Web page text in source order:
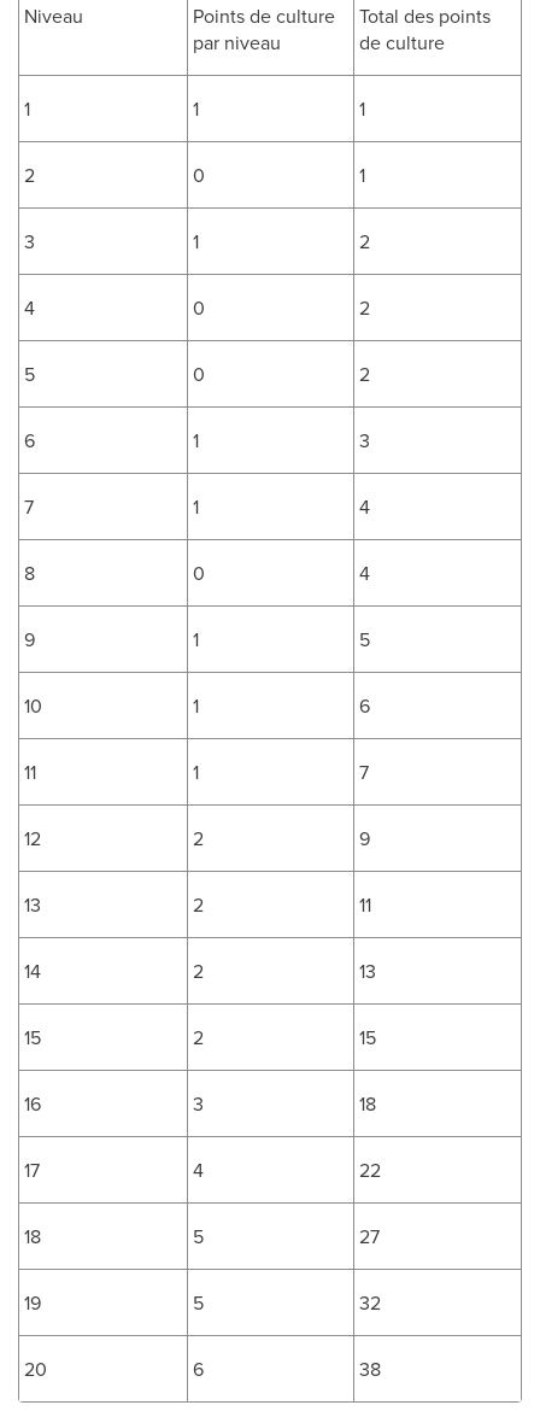
Niveau
Points de culture
par niveau
Total des points
de culture
1 1 1
2 0 1
3 1 2
4 0 2
5 0 2
6 1 3
7 1 4
8 0 4
9 1 5
10 1 6
11 1 7
12 2 9
13 2 11
14 2 13
15 2 15
16 3 18
17 4 22
18 5 27
19 5 32
20 6 38